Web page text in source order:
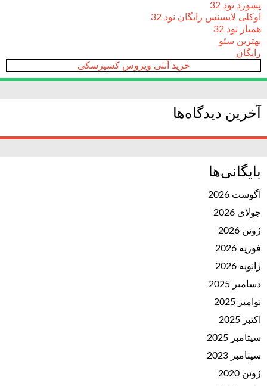
پسورد نود 32
اوکلی لایسنس رایگان نود 32
همیار نود 32
بهترین سئو
رایگان
خرید آنتی ویروس کسپرسکی
آخرین دیدگاه‌ها
بایگانی‌ها
آگوست 2026
جولای 2026
ژوئن 2026
فوریه 2026
ژانویه 2026
دسامبر 2025
نوامبر 2025
اکتبر 2025
سپتامبر 2025
سپتامبر 2023
ژوئن 2020